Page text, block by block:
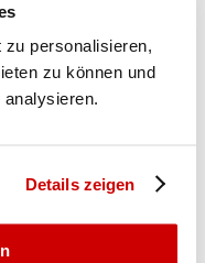
personalisieren,
zu können und
Details zeigen